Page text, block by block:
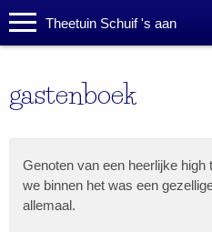
Theetuin Schuif 's aan
gastenboek
Genoten van een heerlijke high
we binnen het was een
allemaal.